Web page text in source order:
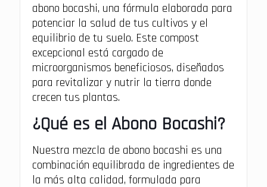
abono bocashi, una fórmula elaborada para
potenciar la salud de tus cultivos y el
equilibrio de tu suelo. Este compost
excepcional está cargado de
microorganismos beneficiosos, diseñados
para revitalizar y nutrir la tierra donde
crecen tus plantas.
¿Qué es el Abono Bocashi?
Nuestra mezcla de abono bocashi es una
combinación equilibrada de ingredientes de
la más alta calidad, formulada para